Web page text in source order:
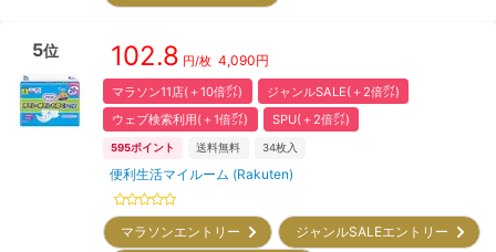
5位 102.8 円/枚 4,090円
マラソン11店(＋10倍㌽)
ジャンルSALE(＋2倍㌽)
ウェブ検索利用(＋1倍㌽)
SPU(＋2倍㌽)
595ポイント 送料無料 34枚入
便利生活マイルーム (Rakuten)
マラソンエントリー
ジャンルSALEエントリー